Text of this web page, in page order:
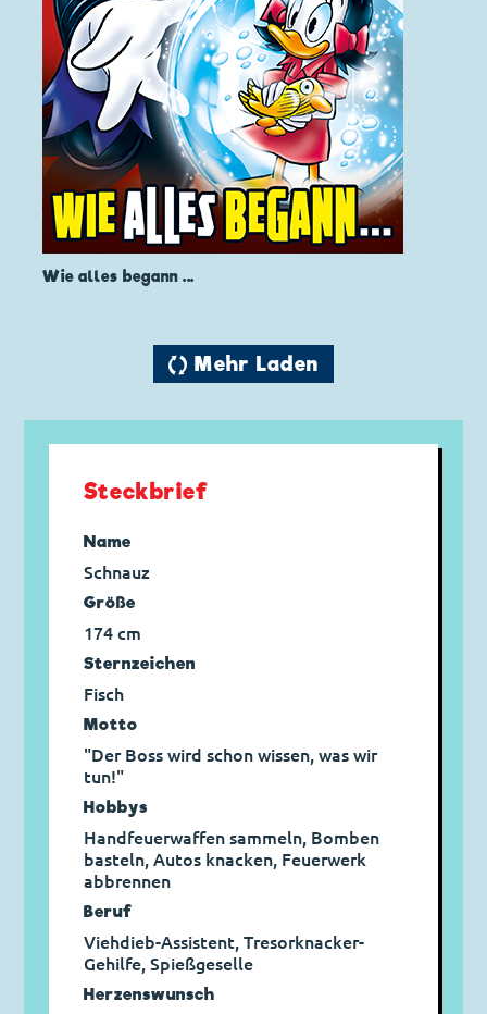
Wie alles begann ...
🔄 Mehr Laden
Steckbrief
Name
Schnauz
Größe
174 cm
Sternzeichen
Fisch
Motto
"Der Boss wird schon wissen, was wir
tun!"
Hobbys
Handfeuerwaffen sammeln, Bomben
basteln, Autos knacken, Feuerwerk
abbrennen
Beruf
Viehdieb-Assistent, Tresorknacker-
Gehilfe, Spießgeselle
Herzens­wunsch